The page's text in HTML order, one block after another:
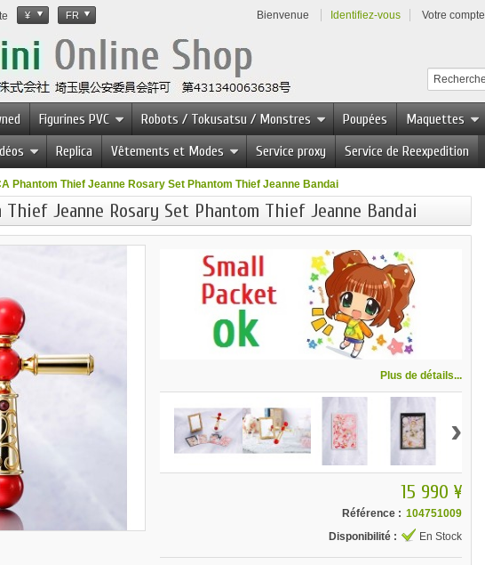
¥ FR Bienvenue Identifiez-vous Votre compte
Figurines PVC Robots / Tokusatsu / Monstres Poupées Maquettes
Replica Vêtements et Modes Service proxy Service de Reexpedition
Phantom Thief Jeanne Rosary Set Phantom Thief Jeanne Bandai
Thief Jeanne Rosary Set Phantom Thief Jeanne Bandai
Plus de détails...
›
15 990 ¥
Référence : 104751009
Disponibilité :
En Stock